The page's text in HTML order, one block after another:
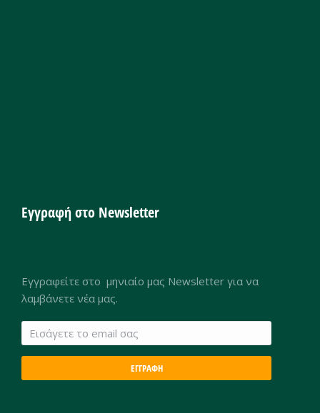
Εγγραφή στο Newsletter
Εγγραφείτε στο μηνιαίο μας Newsletter για να
λαμβάνετε νέα μας.
ΕΓΓΡΑΦΗ